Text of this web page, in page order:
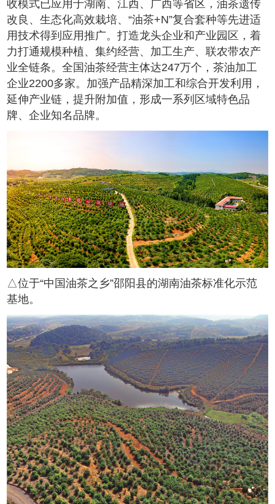
收模式已应用于湖南、江西、广西等省区，油茶遗传
改良、生态化高效栽培、“油茶+N”复合套种等先进适
用技术得到应用推广。打造龙头企业和产业园区，着
力打通规模种植、集约经营、加工生产、联农带农产
业全链条。全国油茶经营主体达247万个，茶油加工
企业2200多家。加强产品精深加工和综合开发利用，
延伸产业链，提升附加值，形成一系列区域特色品
牌、企业知名品牌。
△位于“中国油茶之乡”邵阳县的湖南油茶标准化示范
基地。